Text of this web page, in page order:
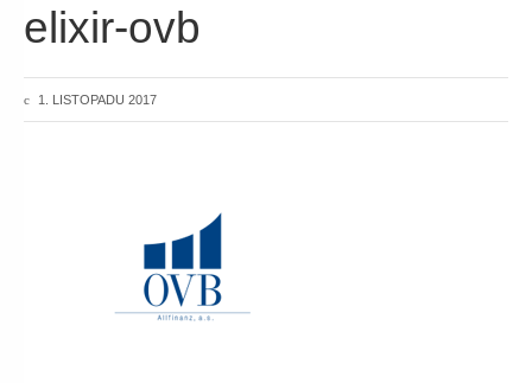
elixir-ovb
1. LISTOPADU 2017